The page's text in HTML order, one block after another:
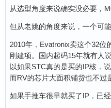
从选型角度来说确实没必要，
但从老姚的角度来说，一个可
2010年，Evatronix卖这个32位
刚建项。国内起码15年就有人
以如果STC真的是买的IP核，
而RV的芯片大面积铺货也不过
如果手推车很早就买了IP，已